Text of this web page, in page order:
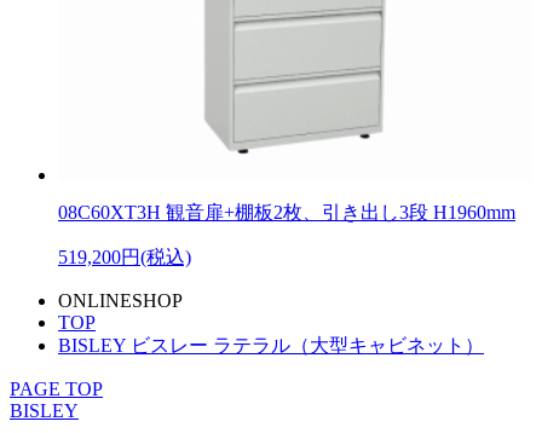
08C60XT3H 観音扉+棚板2枚、引き出し3段 H1960mm
519,200円(税込)
ONLINESHOP
TOP
BISLEY ビスレー ラテラル（大型キャビネット）
PAGE TOP
BISLEY